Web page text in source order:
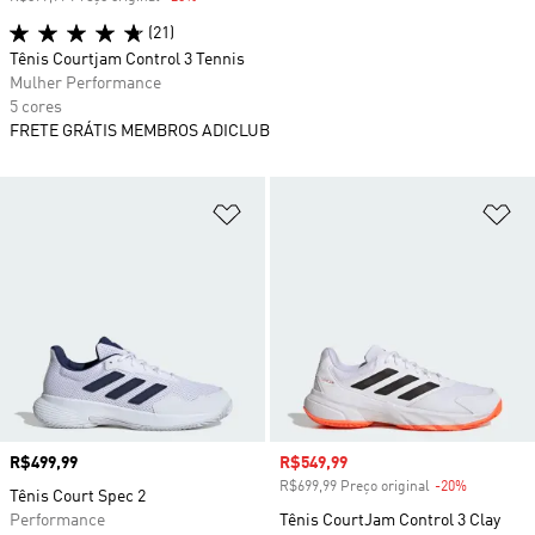
Preço
R$499,99
Tênis Court Spec 2
Performance
Preço com desconto
R$549,99
R$699,99 Preço original -20%
Tênis CourtJam Control 3 Clay
(21)
Tênis Courtjam Control 3 Tennis
Mulher Performance
5 cores
FRETE GRÁTIS MEMBROS ADICLUB